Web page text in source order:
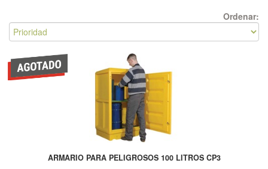
Ordenar:
ARMARIO PARA PELIGROSOS 100 LITROS CP3